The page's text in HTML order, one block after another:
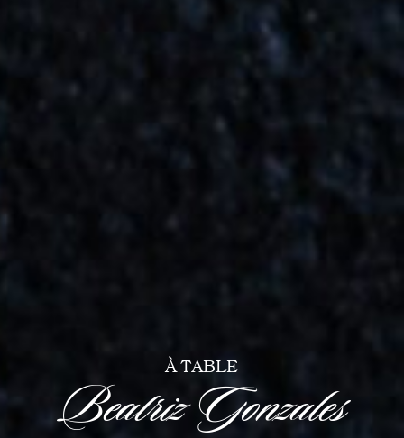
À TABLE
Beatriz Gonzales